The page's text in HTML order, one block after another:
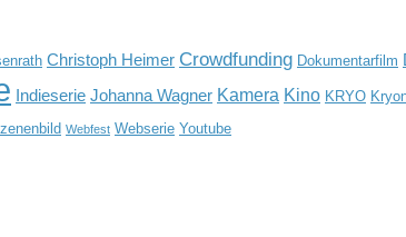
Christoph Heimer Crowdfunding Dokumentarfilm
Indieserie Johanna Wagner Kamera Kino KRYO
Webfest Webserie Youtube